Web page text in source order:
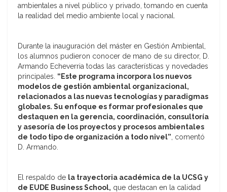
ambientales a nivel público y privado, tomando en cuenta
la realidad del medio ambiente local y nacional.
Durante la inauguración del máster en Gestión Ambiental,
los alumnos pudieron conocer de mano de su director, D.
Armando Echeverria todas las características y novedades
principales. “Este programa incorpora los nuevos
modelos de gestión ambiental organizacional,
relacionados a las nuevas tecnologías y paradigmas
globales. Su enfoque es formar profesionales que
destaquen en la gerencia, coordinación, consultoría
y asesoría de los proyectos y procesos ambientales
de todo tipo de organización a todo nivel” , comentó
D. Armando.
El respaldo de la trayectoria académica de la UCSG y
de EUDE Business School, que destacan en la calidad